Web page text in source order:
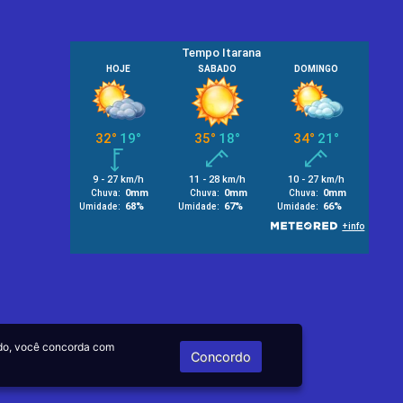
você concorda com
Concordo